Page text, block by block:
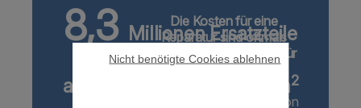
8,3 Millionen Ersatzteile
auf über 30000 m2
Die Kosten für eine
Reparatur sind oftmals
geringer als die Kosten für
den Austausch eines
Mit Preisanpassungen von
Nicht benötigte Cookies ablehnen